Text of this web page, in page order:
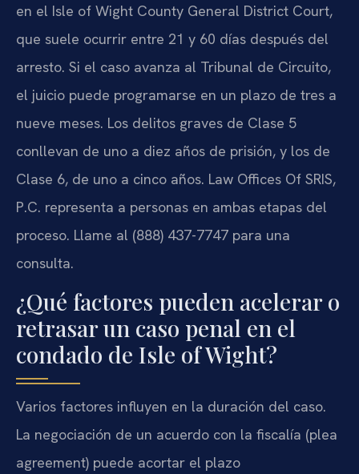
en el Isle of Wight County General District Court,
que suele ocurrir entre 21 y 60 días después del
arresto. Si el caso avanza al Tribunal de Circuito,
el juicio puede programarse en un plazo de tres a
nueve meses. Los delitos graves de Clase 5
conllevan de uno a diez años de prisión, y los de
Clase 6, de uno a cinco años. Law Offices Of SRIS,
P.C. representa a personas en ambas etapas del
proceso. Llame al (888) 437-7747 para una
consulta.
¿Qué factores pueden acelerar o
retrasar un caso penal en el
condado de Isle of Wight?
Varios factores influyen en la duración del caso.
La negociación de un acuerdo con la fiscalía (plea
agreement) puede acortar el plazo